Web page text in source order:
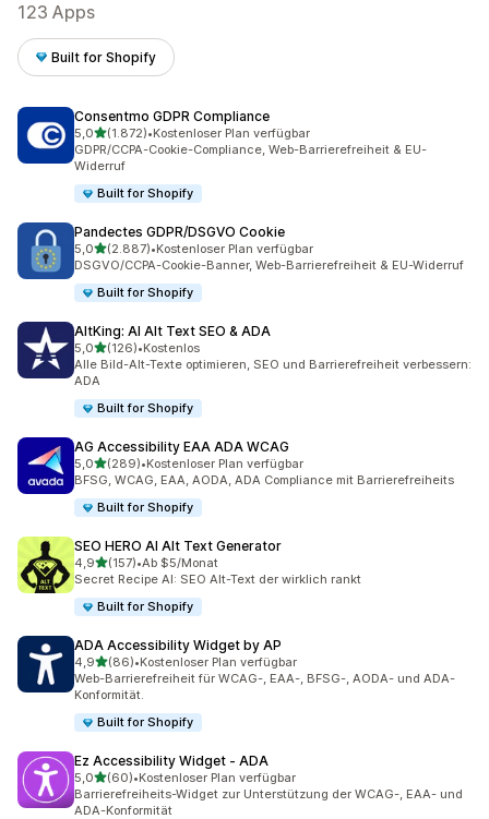
123 Apps
Built for Shopify
Consentmo GDPR Compliance
5,0von 5 Sternen
(1.872)
1872 Rezensionen insgesamt
•Kostenloser Plan verfügbar
GDPR/CCPA-Cookie-Compliance, Web-Barrierefreiheit & EU-
Widerruf
Built for Shopify
Pandectes GDPR/DSGVO Cookie
5,0von 5 Sternen
(2.887)
2887 Rezensionen insgesamt
•Kostenloser Plan verfügbar
DSGVO/CCPA-Cookie-Banner, Web-Barrierefreiheit & EU-Widerruf
Built for Shopify
AltKing: AI Alt Text SEO & ADA
5,0von 5 Sternen
(126)
126 Rezensionen insgesamt
•Kostenlos
Alle Bild-Alt-Texte optimieren, SEO und Barrierefreiheit verbessern:
ADA
Built for Shopify
AG Accessibility EAA ADA WCAG
5,0von 5 Sternen
(289)
289 Rezensionen insgesamt
•Kostenloser Plan verfügbar
BFSG, WCAG, EAA, AODA, ADA Compliance mit Barrierefreiheits
Built for Shopify
SEO HERO AI Alt Text Generator
4,9von 5 Sternen
(157)
157 Rezensionen insgesamt
•Ab $5/Monat
Secret Recipe AI: SEO Alt-Text der wirklich rankt
Built for Shopify
ADA Accessibility Widget by AP
4,9von 5 Sternen
(86)
86 Rezensionen insgesamt
•Kostenloser Plan verfügbar
Web-Barrierefreiheit für WCAG-, EAA-, BFSG-, AODA- und ADA-
Konformität.
Built for Shopify
Ez Accessibility Widget ‑ ADA
5,0von 5 Sternen
(60)
60 Rezensionen insgesamt
•Kostenloser Plan verfügbar
Barrierefreiheits-Widget zur Unterstützung der WCAG-, EAA- und
ADA-Konformität